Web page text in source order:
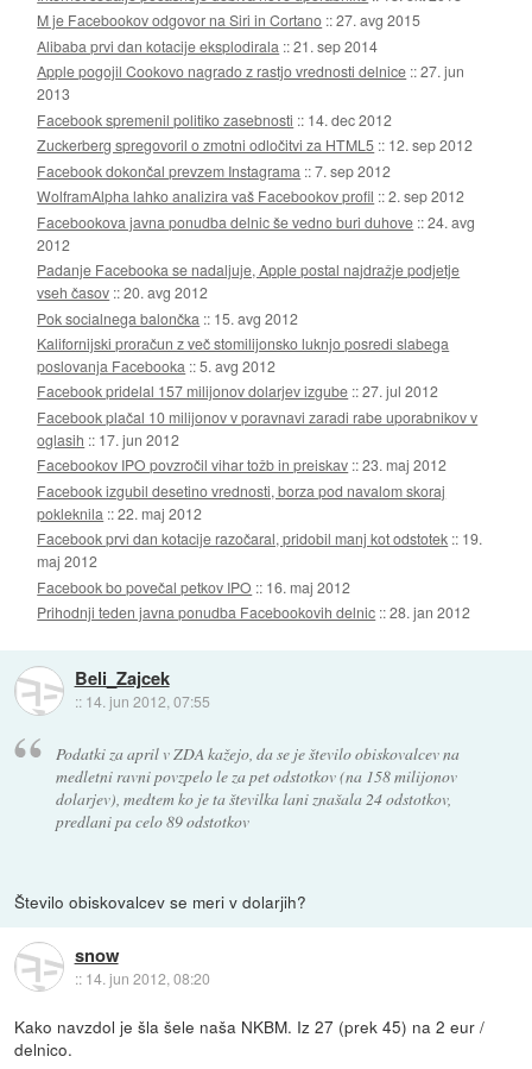
M je Facebookov odgovor na Siri in Cortano ::27. avg 2015
Alibaba prvi dan kotacije eksplodirala ::21. sep 2014
Apple pogojil Cookovo nagrado z rastjo vrednosti delnice ::27. jun
2013
Facebook spremenil politiko zasebnosti :: 14. dec 2012
Zuckerberg spregovoril o zmotni odločitvi za HTML5 :: 12. sep 2012
Facebook dokončal prevzem Instagrama ::7. sep 2012
WolframAlpha lahko analizira vaš Facebookov profil ::2. sep 2012
Facebookova javna ponudba delnic še vedno buri duhove ::24. avg
2012
Padanje Facebooka se nadaljuje, Apple postal najdražje podjetje
vseh časov ::20. avg 2012
Pok socialnega balončka :: 15. avg 2012
Kalifornijski proračun z več stomilijonsko luknjo posredi slabega
poslovanja Facebooka ::5. avg 2012
Facebook pridelal 157 milijonov dolarjev izgube ::27. jul 2012
Facebook plačal 10 milijonov v poravnavi zaradi rabe uporabnikov v
oglasih :: 17. jun 2012
Facebookov IPO povzročil vihar tožb in preiskav ::23. maj 2012
Facebook izgubil desetino vrednosti, borza pod navalom skoraj
pokleknila ::22. maj 2012
Facebook prvi dan kotacije razočaral, pridobil manj kot odstotek :: 19.
maj 2012
Facebook bo povečal petkov IPO :: 16. maj 2012
Prihodnji teden javna ponudba Facebookovih delnic ::28. jan 2012
Beli_Zajcek
:: 14. jun 2012, 07:55
Podatki za april v ZDA kažejo, da se je število obiskovalcev na
medletni ravni povzpelo le za pet odstotkov (na 158 milijonov
dolarjev), medtem ko je ta številka lani znašala 24 odstotkov,
predlani pa celo 89 odstotkov
Število obiskovalcev se meri v dolarjih?
snow
:: 14. jun 2012, 08:20
Kako navzdol je šla šele naša NKBM. Iz 27 (prek 45) na 2 eur /
delnico.